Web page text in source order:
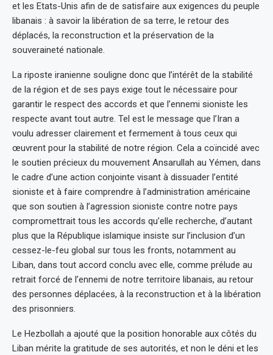
et les Etats-Unis afin de de satisfaire aux exigences du peuple
libanais : à savoir la libération de sa terre, le retour des
déplacés, la reconstruction et la préservation de la
souveraineté nationale.
La riposte iranienne souligne donc que l’intérêt de la stabilité
de la région et de ses pays exige tout le nécessaire pour
garantir le respect des accords et que l’ennemi sioniste les
respecte avant tout autre. Tel est le message que l’Iran a
voulu adresser clairement et fermement à tous ceux qui
œuvrent pour la stabilité de notre région. Cela a coïncidé avec
le soutien précieux du mouvement Ansarullah au Yémen, dans
le cadre d’une action conjointe visant à dissuader l’entité
sioniste et à faire comprendre à l’administration américaine
que son soutien à l’agression sioniste contre notre pays
compromettrait tous les accords qu’elle recherche, d’autant
plus que la République islamique insiste sur l’inclusion d’un
cessez-le-feu global sur tous les fronts, notamment au
Liban, dans tout accord conclu avec elle, comme prélude au
retrait forcé de l’ennemi de notre territoire libanais, au retour
des personnes déplacées, à la reconstruction et à la libération
des prisonniers.
Le Hezbollah a ajouté que la position honorable aux côtés du
Liban mérite la gratitude de ses autorités, et non le déni et les